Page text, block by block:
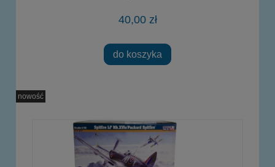
40,00 zł
do koszyka
nowość